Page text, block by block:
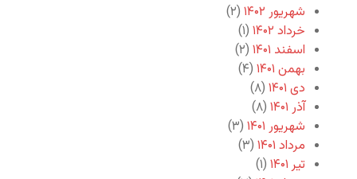
شهریور ۱۴۰۲
(۲)
خرداد ۱۴۰۲
(۱)
اسفند ۱۴۰۱
(۲)
بهمن ۱۴۰۱
(۴)
دی ۱۴۰۱
(۸)
آذر ۱۴۰۱
(۸)
شهریور ۱۴۰۱
(۳)
مرداد ۱۴۰۱
(۳)
تیر ۱۴۰۱
(۱)